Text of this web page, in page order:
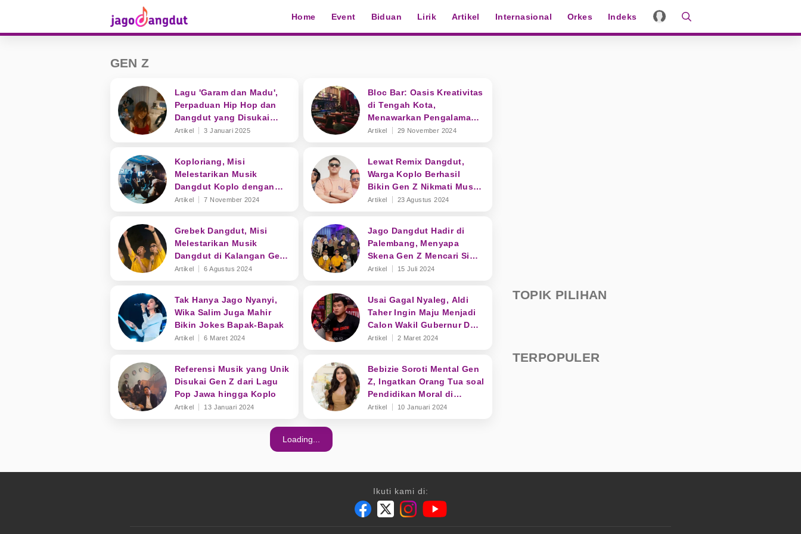
Home Event Biduan Lirik Artikel Internasional Orkes Indeks
GEN Z
Lagu 'Garam dan Madu',
Perpaduan Hip Hop dan
Dangdut yang Disukai
Kalangan Gen Z
Artikel 3 Januari 2025
Bloc Bar: Oasis Kreativitas
di Tengah Kota,
Menawarkan Pengalaman
Nongkrong Berbeda
Artikel 29 November 2024
Koploriang, Misi
Melestarikan Musik
Dangdut Koplo dengan
Berbagai Keseruan di
Artikel 7 November 2024
Lewat Remix Dangdut,
Warga Koplo Berhasil
Bikin Gen Z Nikmati Musik
Dangdut Kekinian
Artikel 23 Agustus 2024
Grebek Dangdut, Misi
Melestarikan Musik
Dangdut di Kalangan Gen
Z
Artikel 6 Agustus 2024
Jago Dangdut Hadir di
Palembang, Menyapa
Skena Gen Z Mencari Si
Jago Joget
Artikel 15 Juli 2024
Tak Hanya Jago Nyanyi,
Wika Salim Juga Mahir
Bikin Jokes Bapak-Bapak
Artikel 6 Maret 2024
Usai Gagal Nyaleg, Aldi
Taher Ingin Maju Menjadi
Calon Wakil Gubernur DKI
Jakarta 2024
Artikel 2 Maret 2024
Referensi Musik yang Unik
Disukai Gen Z dari Lagu
Pop Jawa hingga Koplo
Artikel 13 Januari 2024
Bebizie Soroti Mental Gen
Z, Ingatkan Orang Tua soal
Pendidikan Moral di
Rumah
Artikel 10 Januari 2024
Loading...
TOPIK PILIHAN
TERPOPULER
Ikuti kami di: